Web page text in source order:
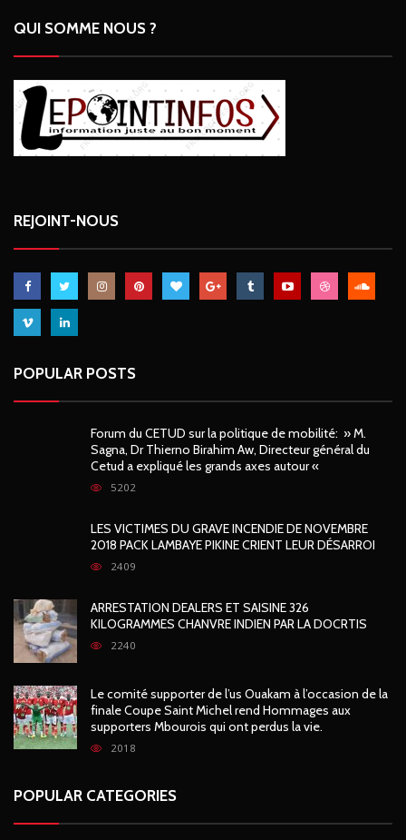
QUI SOMME NOUS ?
REJOINT-NOUS
POPULAR POSTS
Forum du CETUD sur la politique de mobilité: » M.
Sagna, Dr Thierno Birahim Aw, Directeur général du
Cetud a expliqué les grands axes autour «
5202
LES VICTIMES DU GRAVE INCENDIE DE NOVEMBRE
2018 PACK LAMBAYE PIKINE CRIENT LEUR DÉSARROI
2409
ARRESTATION DEALERS ET SAISINE 326
KILOGRAMMES CHANVRE INDIEN PAR LA DOCRTIS
2240
Le comité supporter de l’us Ouakam à l’occasion de la
finale Coupe Saint Michel rend Hommages aux
supporters Mbourois qui ont perdus la vie.
2018
POPULAR CATEGORIES